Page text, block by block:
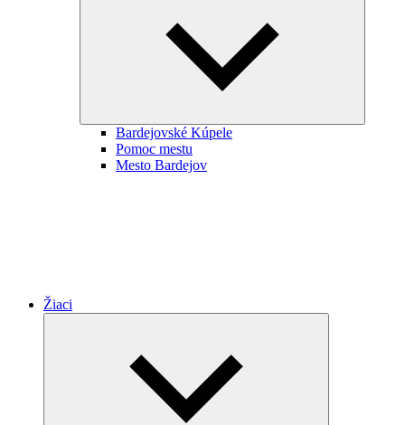
Bardejovské Kúpele
Pomoc mestu
Mesto Bardejov
Žiaci